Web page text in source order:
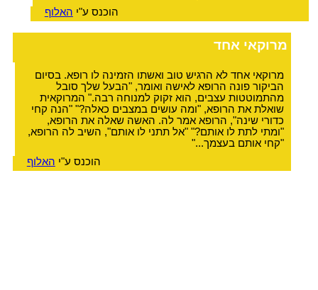
הוכנס ע"י האלוף
מרוקאי אחד
מרוקאי אחד לא הרגיש טוב ואשתו הזמינה לו רופא. בסיום
הביקור פונה הרופא לאישה ואומר, "הבעל שלך סובל
מהתמוטטות עצבים, הוא זקוק למנוחה רבה." המרוקאית
שואלת את הרופא, "ומה עושים במצבים כאלה?" "הנה קחי
כדורי שינה", הרופא אמר לה. האשה שאלה את הרופא,
"ומתי לתת לו אותם?" "אל תתני לו אותם", השיב לה הרופא,
"קחי אותם בעצמך..."
הוכנס ע"י האלוף